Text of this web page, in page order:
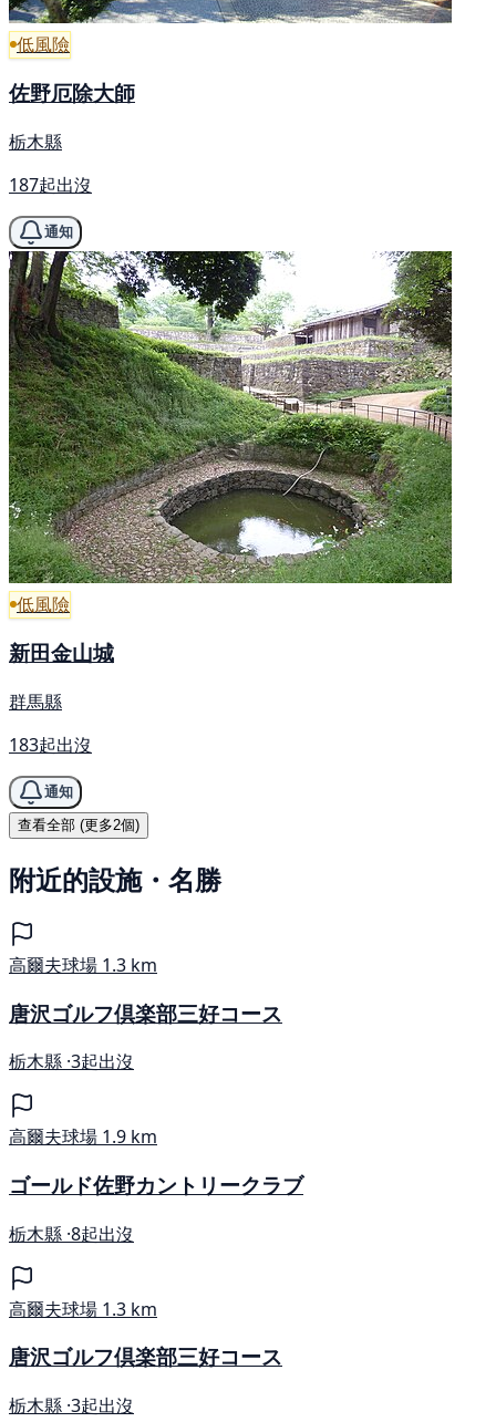
低風險
佐野厄除大師
栃木縣
187起出沒
通知
低風險
新田金山城
群馬縣
183起出沒
通知
查看全部 (更多2個)
附近的設施・名勝
高爾夫球場 1.3 km
唐沢ゴルフ倶楽部三好コース
栃木縣 ·3起出沒
高爾夫球場 1.9 km
ゴールド佐野カントリークラブ
栃木縣 ·8起出沒
高爾夫球場 1.3 km
唐沢ゴルフ倶楽部三好コース
栃木縣 ·3起出沒